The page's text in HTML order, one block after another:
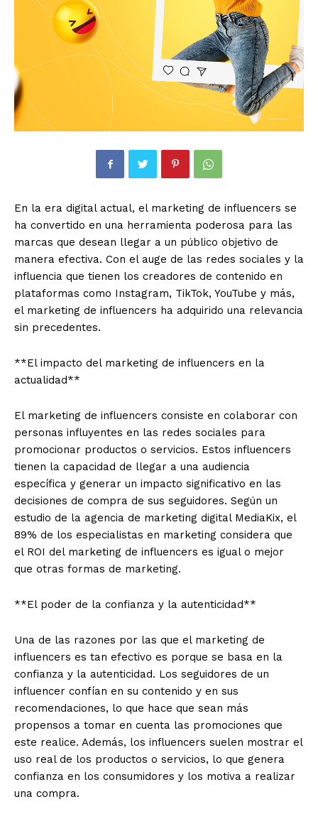
En la era digital actual, el marketing de influencers se
ha convertido en una herramienta poderosa para las
marcas que desean llegar a un público objetivo de
manera efectiva. Con el auge de las redes sociales y la
influencia que tienen los creadores de contenido en
plataformas como Instagram, TikTok, YouTube y más,
el marketing de influencers ha adquirido una relevancia
sin precedentes.
**El impacto del marketing de influencers en la
actualidad**
El marketing de influencers consiste en colaborar con
personas influyentes en las redes sociales para
promocionar productos o servicios. Estos influencers
tienen la capacidad de llegar a una audiencia
específica y generar un impacto significativo en las
decisiones de compra de sus seguidores. Según un
estudio de la agencia de marketing digital MediaKix, el
89% de los especialistas en marketing considera que
el ROI del marketing de influencers es igual o mejor
que otras formas de marketing.
**El poder de la confianza y la autenticidad**
Una de las razones por las que el marketing de
influencers es tan efectivo es porque se basa en la
confianza y la autenticidad. Los seguidores de un
influencer confían en su contenido y en sus
recomendaciones, lo que hace que sean más
propensos a tomar en cuenta las promociones que
este realice. Además, los influencers suelen mostrar el
uso real de los productos o servicios, lo que genera
confianza en los consumidores y los motiva a realizar
una compra.